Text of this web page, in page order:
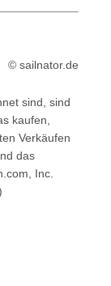
© sailnator.de
sind, sind
kaufen,
Verkäufen
das
Inc.